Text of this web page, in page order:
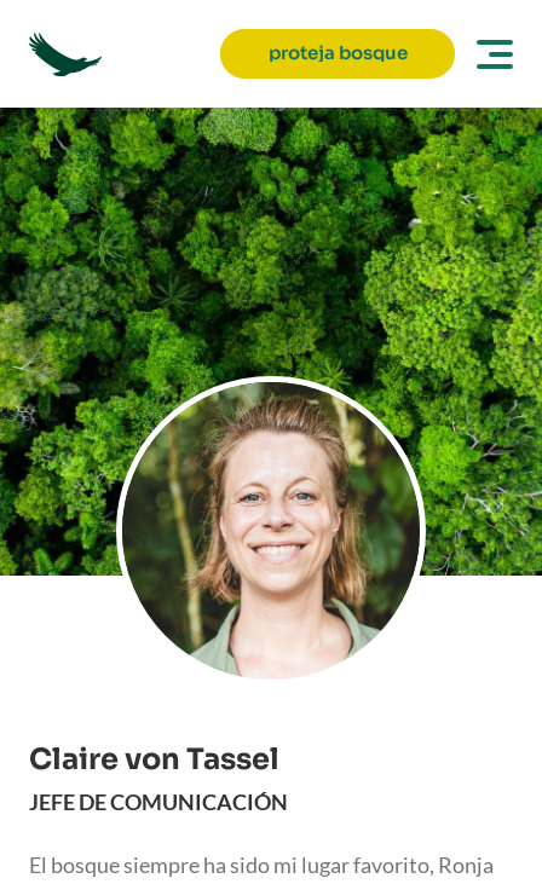
proteja bosque
Claire von Tassel
JEFE DE COMUNICACIÓN
El bosque siempre ha sido mi lugar favorito, Ronja